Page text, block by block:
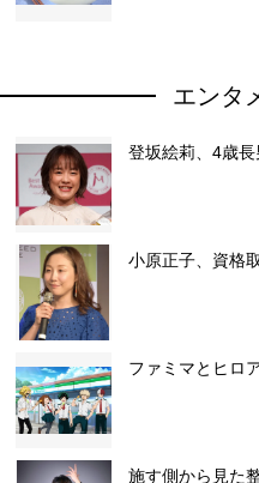
エンタ
登坂絵莉、4歳
小原正子、資格
ファミマとヒロ
施す側から見た